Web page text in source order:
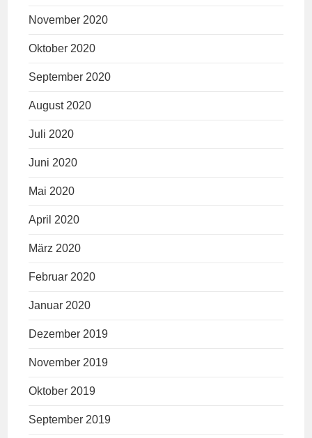
November 2020
Oktober 2020
September 2020
August 2020
Juli 2020
Juni 2020
Mai 2020
April 2020
März 2020
Februar 2020
Januar 2020
Dezember 2019
November 2019
Oktober 2019
September 2019